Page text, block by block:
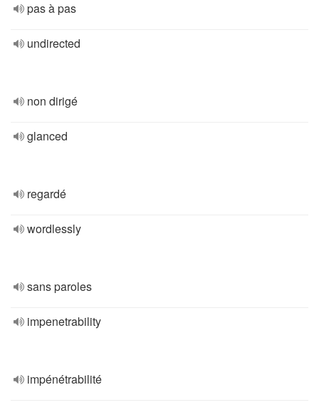
pas à pas
undirected
non dirigé
glanced
regardé
wordlessly
sans paroles
impenetrability
impénétrabilité